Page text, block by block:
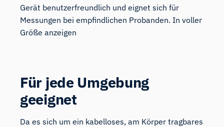
Gerät benutzerfreundlich und eignet sich für
Messungen bei empfindlichen Probanden. In voller
Größe anzeigen
Für jede Umgebung
geeignet
Da es sich um ein kabelloses, am Körper tragbares